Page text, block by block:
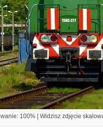
100% | Widzisz zdjęcie